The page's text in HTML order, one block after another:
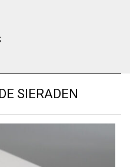
SIERADEN